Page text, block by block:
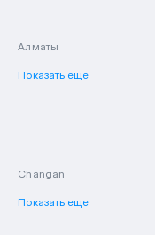
Алматы
Показать еще
Changan
Показать еще